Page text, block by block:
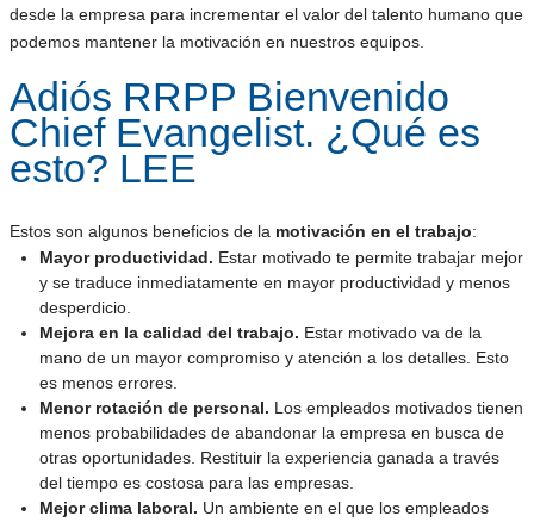
desde la empresa para incrementar el valor del talento humano que
podemos mantener la motivación en nuestros equipos.
Adiós RRPP Bienvenido
Chief Evangelist. ¿Qué es
esto? LEE
Estos son algunos beneficios de la motivación en el trabajo:
Mayor productividad. Estar motivado te permite trabajar mejor
y se traduce inmediatamente en mayor productividad y menos
desperdicio.
Mejora en la calidad del trabajo. Estar motivado va de la
mano de un mayor compromiso y atención a los detalles. Esto
es menos errores.
Menor rotación de personal. Los empleados motivados tienen
menos probabilidades de abandonar la empresa en busca de
otras oportunidades. Restituir la experiencia ganada a través
del tiempo es costosa para las empresas.
Mejor clima laboral. Un ambiente en el que los empleados